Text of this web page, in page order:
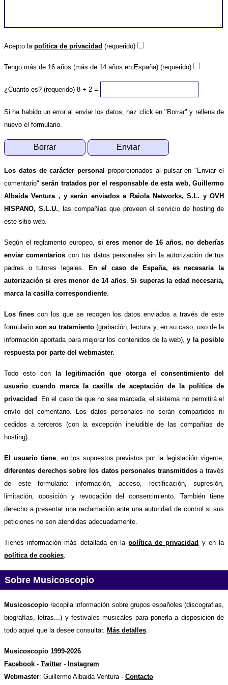
Acepto la política de privacidad (requerido)
Tengo más de 16 años (más de 14 años en España) (requerido)
¿Cuánto es? (requerido) 8 + 2 =
Si ha habido un error al enviar los datos, haz click en "Borrar" y rellena de
nuevo el formulario.
Los datos de carácter personal
proporcionados al pulsar en "Enviar el
comentario"serán tratados por el responsable de esta web, Guillermo
Albaida Ventura , y serán enviados a Raiola Networks, S.L. y OVH
HISPANO, S.L.U. , las compañías que proveen el servicio de hosting de
este sitio web.
Según el reglamento europeo, si eres menor de 16 años, no deberías
enviar comentarios con tus datos personales sin la autorización de tus
padres o tutores legales.
En el caso de España, es necesaria la
autorización si eres menor de 14 años.Si superas la edad necesaria,
marca la casilla correspondiente
Los finescon los que se recogen los datos enviados a través de este
formularioson su tratamiento (grabación, lectura y, en su caso, uso de la
información aportada para mejorar los contenidos de la web),y la posible
respuesta por parte del webmaster.
Todo esto con
la legitimación que otorga el consentimiento del
usuario cuando marca la casilla de aceptación de la política de
privacidad
. En el caso de que no sea marcada, el sistema no permitirá el
envío del comentario. Los datos personales no serán compartidos ni
cedidos a terceros (con la excepción ineludible de las compañías de
hosting).
El usuario tiene, en los supuestos previstos por la legislación vigente,
diferentes derechos sobre los datos personales transmitidosa través
de este formulario: información, acceso, rectificación, supresión,
limitación, oposición y revocación del consentimiento. También tiene
derecho a presentar una reclamación ante una autoridad de control si sus
peticiones no son atendidas adecuadamente.
Tienes información más detallada en lapolítica de privacidad y en la
política de cookies
Sobre Musicoscopio
Musicoscopio recopila información sobre grupos españoles (discografias,
biografías, letras...) y festivales musicales para ponerla a disposición de
todo aquel que la desee consultar. Más detalles.
Musicoscopio 1999-2026
Facebook - Twitter - Instagram
Webmaster: Guillermo Albaida Ventura - Contacto